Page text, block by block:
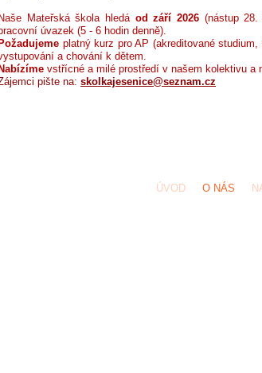
Naše Mateřská škola hledá od září 2026(nástup
úvazek (5 - 6 hodin denně).
Požadujeme platný kurz pro AP (akreditované
a chování k dětem.
Nabízíme vstřícné a milé prostředí v našem kolektivu a
pište na: skolkajesenice@seznam.cz
ÚVOD O NÁS